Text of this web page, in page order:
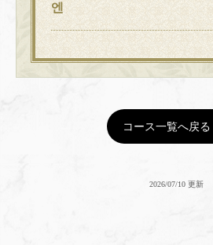
엔
コース一覧へ戻る
2026/07/10 更新